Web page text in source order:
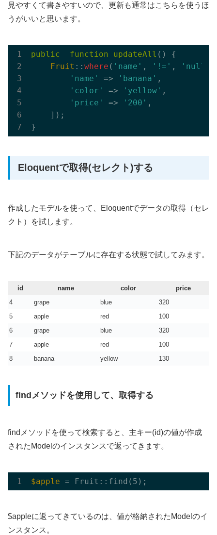
見やすくて書きやすいので、更新も通常はこちらを使うほ
うがいいと思います。
public function updateAll () {
Fruit :: where ( 'name' , '!=' , 'null'
'name'
=> 'banana' ,
'color'
=> 'yellow' ,
'price'
=> '200' ,
    ]);
Eloquentで取得(セレクト)する
作成したモデルを使って、Eloquentでデータの取得（セレ
クト）を試します。
下記のデータがテーブルに存在する状態で試してみます。
id name color
price
4
grape blue
320
5
apple red
100
6
grape blue
320
7
apple red
100
8
banana yellow 130
findメソッドを使用して、取得する
findメソッドを使って検索すると、主キー(id)の値が作成
されたModelのインスタンスで返ってきます。
$apple = Fruit:: find
$appleに返ってきているのは、値が格納されたModelのイ
ンスタンス。